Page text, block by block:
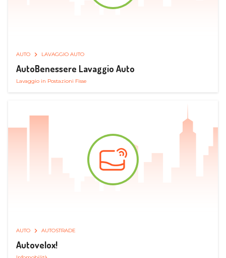
AUTO LAVAGGIO AUTO
AutoBenessere Lavaggio Auto
Lavaggio in Postazioni Fisse
AUTO AUTOSTRADE
Autovelox!